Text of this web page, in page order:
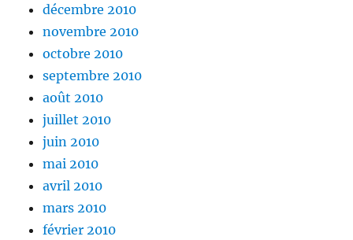
décembre 2010
novembre 2010
octobre 2010
septembre 2010
août 2010
juillet 2010
juin 2010
mai 2010
avril 2010
mars 2010
février 2010